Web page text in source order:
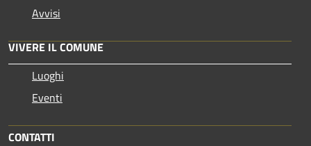
Avvisi
VIVERE IL COMUNE
Luoghi
Eventi
CONTATTI